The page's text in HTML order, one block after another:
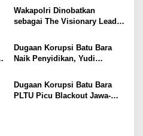
Antar-Institusi
Wakapolri Dinobatkan
sebagai The Visionary Leader
Dugaan Korupsi Batu Bara
Naik Penyidikan, Yudi
Sudah Tepat
Dugaan Korupsi Batu Bara
PLTU Picu Blackout Jawa-